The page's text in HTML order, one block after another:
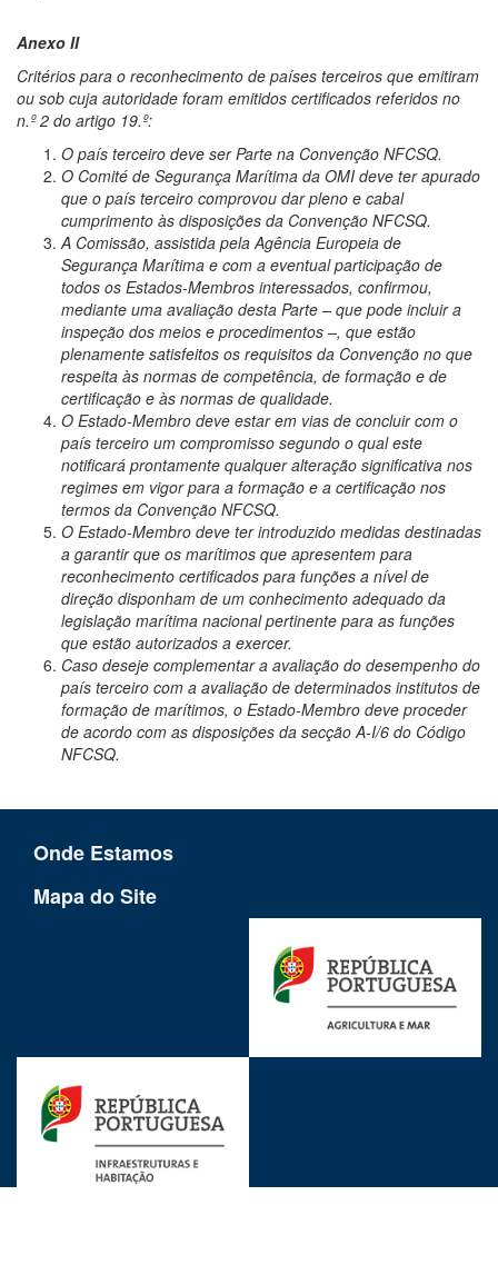
Anexo II
Critérios para o reconhecimento de países terceiros que emitiram
ou sob cuja autoridade foram emitidos certificados referidos no
n.º 2 do artigo 19.º:
O país terceiro deve ser Parte na Convenção NFCSQ.
O Comité de Segurança Marítima da OMI deve ter apurado
que o país terceiro comprovou dar pleno e cabal
cumprimento às disposições da Convenção NFCSQ.
A Comissão, assistida pela Agência Europeia de
Segurança Marítima e com a eventual participação de
todos os Estados-Membros interessados, confirmou,
mediante uma avaliação desta Parte – que pode incluir a
inspeção dos meios e procedimentos –, que estão
plenamente satisfeitos os requisitos da Convenção no que
respeita às normas de competência, de formação e de
certificação e às normas de qualidade.
O Estado-Membro deve estar em vias de concluir com o
país terceiro um compromisso segundo o qual este
notificará prontamente qualquer alteração significativa nos
regimes em vigor para a formação e a certificação nos
termos da Convenção NFCSQ.
O Estado-Membro deve ter introduzido medidas destinadas
a garantir que os marítimos que apresentem para
reconhecimento certificados para funções a nível de
direção disponham de um conhecimento adequado da
legislação marítima nacional pertinente para as funções
que estão autorizados a exercer.
Caso deseje complementar a avaliação do desempenho do
país terceiro com a avaliação de determinados institutos de
formação de marítimos, o Estado-Membro deve proceder
de acordo com as disposições da secção A-I/6 do Código
NFCSQ.
Onde Estamos
Mapa do Site